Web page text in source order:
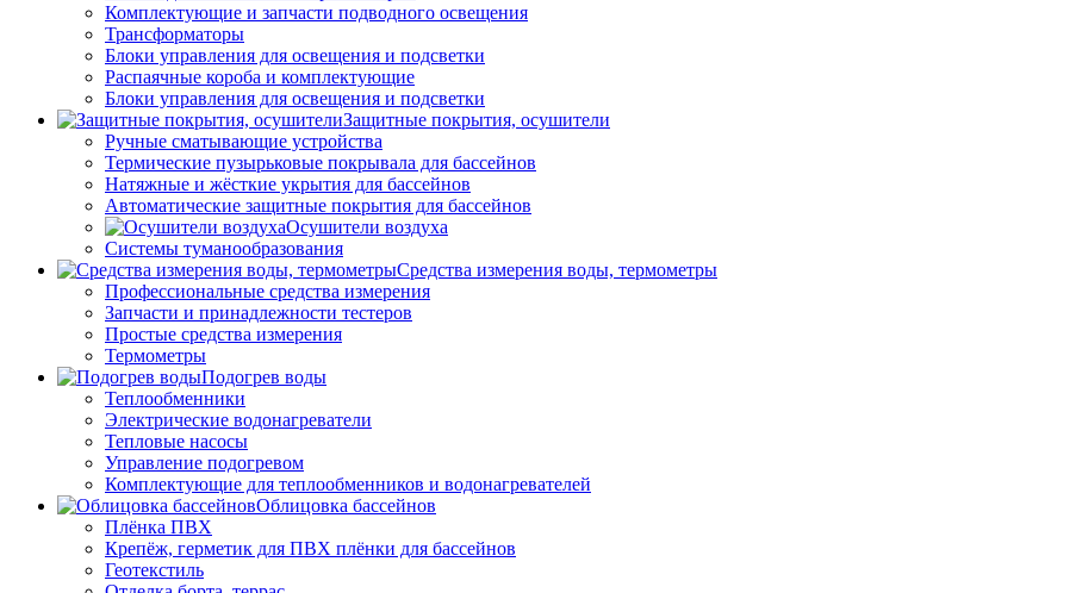
Комплектующие и запчасти подводного освещения
Трансформаторы
Блоки управления для освещения и подсветки
Распаячные короба и комплектующие
Блоки управления для освещения и подсветки
Защитные покрытия, осушители
Ручные сматывающие устройства
Термические пузырьковые покрывала для бассейнов
Натяжные и жёсткие укрытия для бассейнов
Автоматические защитные покрытия для бассейнов
Осушители воздуха
Системы туманообразования
Средства измерения воды, термометры
Профессиональные средства измерения
Запчасти и принадлежности тестеров
Простые средства измерения
Термометры
Подогрев воды
Теплообменники
Электрические водонагреватели
Тепловые насосы
Управление подогревом
Комплектующие для теплообменников и водонагревателей
Облицовка бассейнов
Плёнка ПВХ
Крепёж, герметик для ПВХ плёнки для бассейнов
Геотекстиль